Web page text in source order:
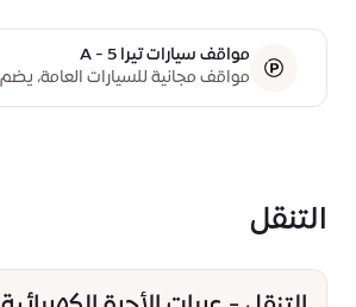
مواقف سيارات تيرا A - 5
مخصصة لذوي أصحاب الهمم
التنقل